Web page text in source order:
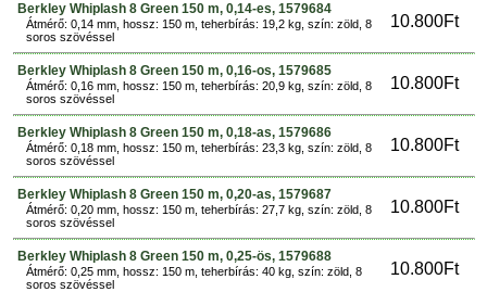
Berkley Whiplash 8 Green 150 m, 0,14-es, 1579684
10.800Ft
Átmérő: 0,14 mm, hossz: 150 m, teherbírás: 19,2 kg, szín: zöld, 8
soros szövéssel
Berkley Whiplash 8 Green 150 m, 0,16-os, 1579685
10.800Ft
Átmérő: 0,16 mm, hossz: 150 m, teherbírás: 20,9 kg, szín: zöld, 8
soros szövéssel
Berkley Whiplash 8 Green 150 m, 0,18-as, 1579686
10.800Ft
Átmérő: 0,18 mm, hossz: 150 m, teherbírás: 23,3 kg, szín: zöld, 8
soros szövéssel
Berkley Whiplash 8 Green 150 m, 0,20-as, 1579687
10.800Ft
Átmérő: 0,20 mm, hossz: 150 m, teherbírás: 27,7 kg, szín: zöld, 8
soros szövéssel
Berkley Whiplash 8 Green 150 m, 0,25-ös, 1579688
10.800Ft
Átmérő: 0,25 mm, hossz: 150 m, teherbírás: 40 kg, szín: zöld, 8
soros szövéssel